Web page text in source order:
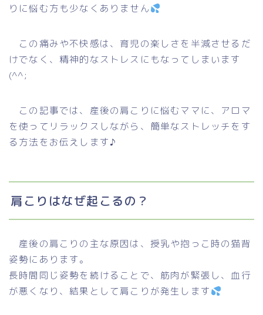
りに悩む方も少なくありません
この痛みや不快感は、育児の楽しさを半減させるだ
けでなく、精神的なストレスにもなってしまいます
(^^;
この記事では、産後の肩こりに悩むママに、アロマ
を使ってリラックスしながら、簡単なストレッチをす
る方法をお伝えします♪
肩こりはなぜ起こるの？
産後の肩こりの主な原因は、授乳や抱っこ時の猫背
姿勢にあります。
長時間同じ姿勢を続けることで、筋肉が緊張し、血行
が悪くなり、結果として肩こりが発生します